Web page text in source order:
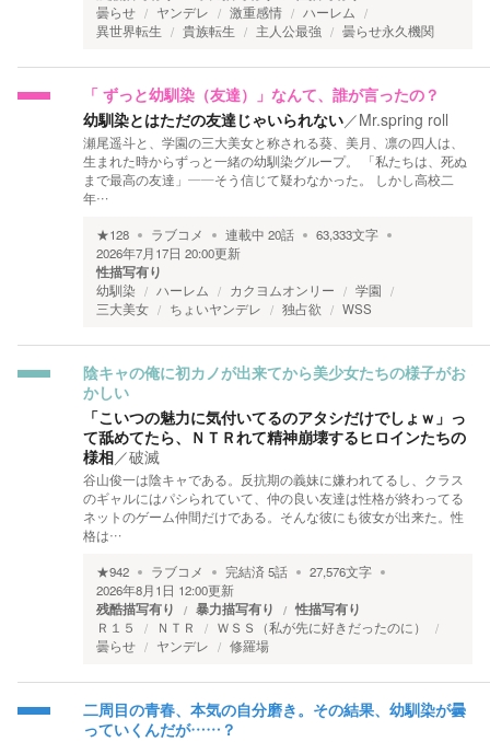
曇らせ ヤンデレ 激重感情
ハーレム
異世界転生
貴族転生 主人公最強 曇らせ永久機関
「 ずっと幼馴染（友達）」なんて、誰が言ったの？
幼馴染とはただの友達じゃいられない／Mr.spring roll
瀬尾遥斗と、学園の三大美女と称される葵、美月、凛の四人は、
生まれた時からずっと一緒の幼馴染グループ。 「私たちは、死ぬ
まで最高の友達」――そう信じて疑わなかった。 しかし高校二
年…
★128 ラブコメ 連載中 20話 63,333文字
2026年7月17日 20:00更新
性描写有り
幼馴染 ハーレム カクヨムオンリー
学園
三大美女
ちょいヤンデレ 独占欲 WSS
陰キャの俺に初カノが出来てから美少女たちの様子がお
かしい
「こいつの魅力に気付いてるのアタシだけでしょｗ」っ
て舐めてたら、ＮＴＲれて精神崩壊するヒロインたちの
様相／破滅
谷山俊一は陰キャである。反抗期の義妹に嫌われてるし、クラス
のギャルにはパシられていて、仲の良い友達は性格が終わってる
ネットのゲーム仲間だけである。そんな彼にも彼女が出来た。性
格は…
★942 ラブコメ 完結済5話 27,576文字
2026年8月1日 12:00更新
残酷描写有り 暴力描写有り 性描写有り
Ｒ１５ ＮＴＲ
ＷＳＳ（私が先に好きだったのに）
曇らせ
ヤンデレ 修羅場
二周目の青春、本気の自分磨き。その結果、幼馴染が曇
っていくんだが……？